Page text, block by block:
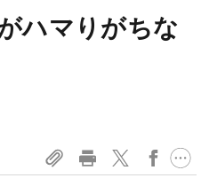
ハマりがちな